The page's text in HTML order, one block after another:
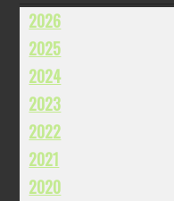
2026
2025
2024
2023
2022
2021
2020